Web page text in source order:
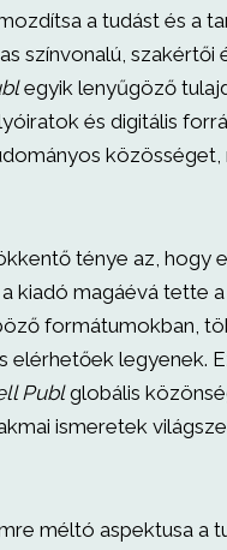
a tudást és a
színvonalú,
egyik lenyűgöző
és digitális
ténye az, hogy
kiadó magáévá tette
formátumokban,
elérhetőek legyenek.
Publglobális
ismeretek
méltó aspektusa a